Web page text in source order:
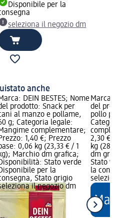
Disponibile per la
seleziona il negozio dm
anche
DEIN BESTES; Nome
prodotto: Snack per
al manzo e pollame,
g; Categoria legale:
complementare;
1,40 €; Prezzo
0,06 kg (23,33 € / 1
Marchio dm grafica;
Stato verde
per la
Stato grigio
il negozio dm
Marca:
del
pollo
2,30 €;
kg
dm
Stato
la